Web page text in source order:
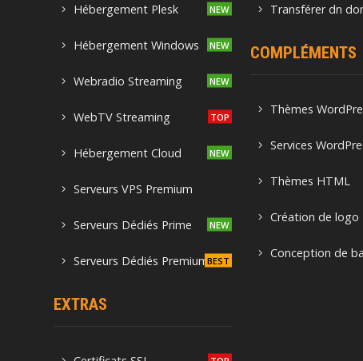
Hébergement Plesk
Hébergement Windows
Webradio Streaming
WebTV Streaming
Hébergement Cloud
Serveurs VPS Premium
Serveurs Dédiés Prime
Serveurs Dédiés Premium
EXTRAS
Transférer dn
COMPLÉMENTS
Thèmes
Thèmes HTML
Création de logo
Conception de
Services